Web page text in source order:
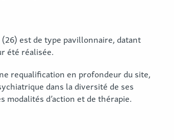
est de type pavillonnaire, datant
été réalisée.
requalification en profondeur du site,
dans la diversité de ses
modalités d’action et de thérapie.